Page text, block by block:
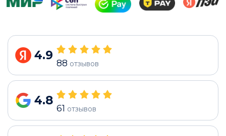
4.9
88 отзывов
4.8
61 отзывов